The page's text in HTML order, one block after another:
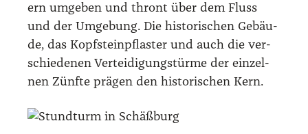
ern umge­ben und thront über dem Fluss
und der Umge­bung. Die his­to­ri­schen Gebäu­
de, das Kopf­stein­pflas­ter und auch die ver­
schie­de­nen Ver­tei­di­gungs­tür­me der ein­zel­
nen Zünf­te prä­gen den his­to­ri­schen Kern.